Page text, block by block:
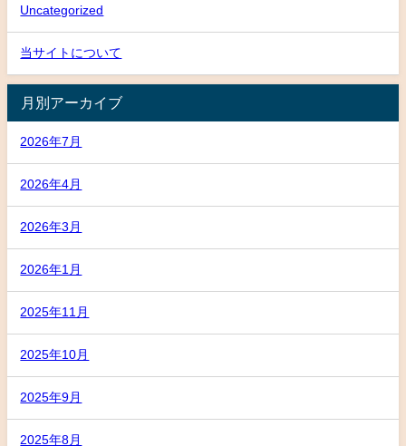
Uncategorized
当サイトについて
月別アーカイブ
2026年7月
2026年4月
2026年3月
2026年1月
2025年11月
2025年10月
2025年9月
2025年8月